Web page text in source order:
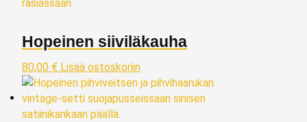
Hopeinen siiviläkauha
80,00 € Lisää ostoskoriin